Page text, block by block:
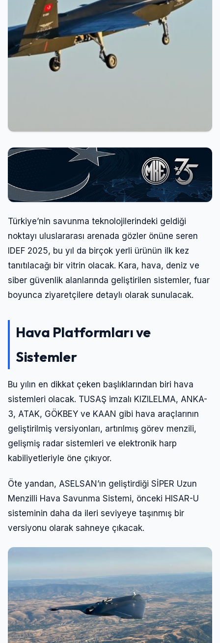
Türkiye’nin savunma teknolojilerindeki geldiği
noktayı uluslararası arenada gözler önüne seren
IDEF 2025, bu yıl da birçok yerli ürünün ilk kez
tanıtılacağı bir vitrin olacak. Kara, hava, deniz ve
siber güvenlik alanlarında geliştirilen sistemler, fuar
boyunca ziyaretçilere detaylı olarak sunulacak.
Hava Platformları ve
Sistemler
Bu yılın en dikkat çeken başlıklarından biri hava
sistemleri olacak. TUSAŞ imzalı KIZILELMA, ANKA-
3, ATAK, GÖKBEY ve KAAN gibi hava araçlarının
geliştirilmiş versiyonları, artırılmış görev menzili,
gelişmiş radar sistemleri ve elektronik harp
kabiliyetleriyle öne çıkıyor.
Öte yandan, ASELSAN’ın geliştirdiği SİPER Uzun
Menzilli Hava Savunma Sistemi, önceki HISAR-U
sisteminin daha da ileri seviyeye taşınmış bir
versiyonu olarak sahneye çıkacak.